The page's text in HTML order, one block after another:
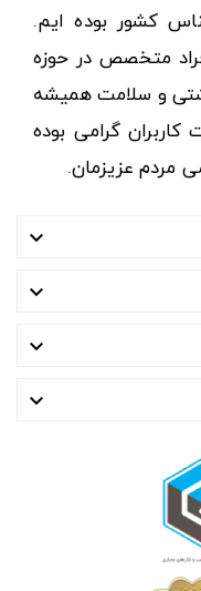
کشور بوده ایم.
متخصص در حوزه
و سلامت همیشه
گرامی بوده
مردم عزیزمان.



